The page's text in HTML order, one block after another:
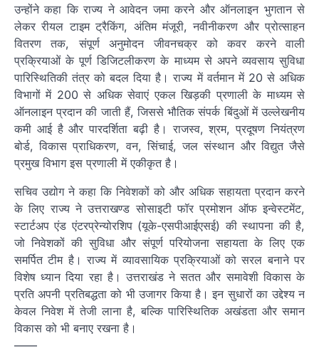
उन्होंने कहा कि राज्य ने आवेदन जमा करने और ऑनलाइन भुगतान से
लेकर रीयल टाइम ट्रैकिंग, अंतिम मंजूरी, नवीनीकरण और प्रोत्साहन
वितरण तक, संपूर्ण अनुमोदन जीवनचक्र को कवर करने वाली
प्रक्रियाओं के पूर्ण डिजिटलीकरण के माध्यम से अपने व्यवसाय सुविधा
पारिस्थितिकी तंत्र को बदल दिया है। राज्य में वर्तमान में 20 से अधिक
विभागों में 200 से अधिक सेवाएं एकल खिड़की प्रणाली के माध्यम से
ऑनलाइन प्रदान की जाती हैं, जिससे भौतिक संपर्क बिंदुओं में उल्लेखनीय
कमी आई है और पारदर्शिता बढ़ी है। राजस्व, श्रम, प्रदूषण नियंत्रण
बोर्ड, विकास प्राधिकरण, वन, सिंचाई, जल संस्थान और विद्युत जैसे
प्रमुख विभाग इस प्रणाली में एकीकृत है।
सचिव उद्योग ने कहा कि निवेशकों को और अधिक सहायता प्रदान करने
के लिए राज्य ने उत्तराखण्ड सोसाइटी फॉर प्रमोशन ऑफ इन्वेस्टमेंट,
स्टार्टअप एंड एंटरप्रेन्योरशिप (यूके-एसपीआईएसई) की स्थापना की है,
जो निवेशकों की सुविधा और संपूर्ण परियोजना सहायता के लिए एक
समर्पित टीम है। राज्य में व्यावसायिक प्रक्रियाओं को सरल बनाने पर
विशेष ध्यान दिया रहा है। उत्तराखंड ने सतत और समावेशी विकास के
प्रति अपनी प्रतिबद्धता को भी उजागर किया है। इन सुधारों का उद्देश्य न
केवल निवेश में तेजी लाना है, बल्कि पारिस्थितिक अखंडता और समान
विकास को भी बनाए रखना है।
——